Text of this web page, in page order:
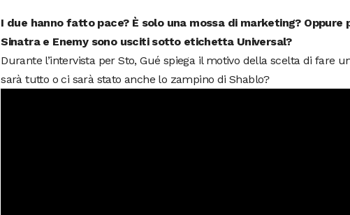
I due hanno fatto pace? È solo una mossa di marketing? Oppure
Sinatra e Enemy sono usciti sotto etichetta Universal?
Durante l’intervista per Sto, Gué spiega il motivo della scelta di fare
sarà tutto o ci sarà stato anche lo zampino di Shablo?